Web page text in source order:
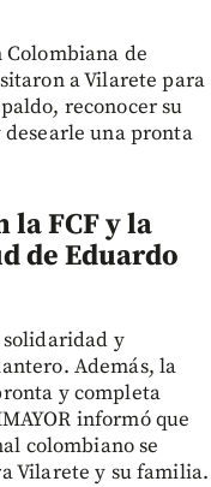
Colombiana de
a Vilarete para
reconocer su
una pronta
la FCF y la
de Eduardo
solidaridad y
Además, la
y completa
informó que
colombiano se
Vilarete y su familia.